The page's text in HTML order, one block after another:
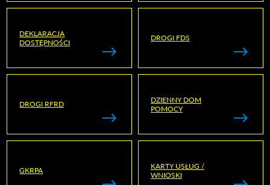
DEKLARACJA
DOSTĘPNOŚCI
DROGI FDS
DROGI RFRD
DZIENNY DOM
POMOCY
GKRPA
KARTY USŁUG /
WNIOSKI